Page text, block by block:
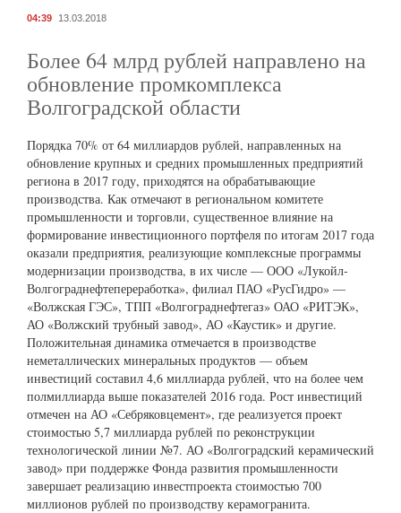
04:39 13.03.2018
Более 64 млрд рублей направлено на
обновление промкомплекса
Волгоградской области
Порядка 70% от 64 миллиардов рублей, направленных на
обновление крупных и средних промышленных предприятий
региона в 2017 году, приходятся на обрабатывающие
производства. Как отмечают в региональном комитете
промышленности и торговли, существенное влияние на
формирование инвестиционного портфеля по итогам 2017 года
оказали предприятия, реализующие комплексные программы
модернизации производства, в их числе — ООО «Лукойл-
Волгограднефтепереработка», филиал ПАО «РусГидро» —
«Волжская ГЭС», ТПП «Волгограднефтегаз» ОАО «РИТЭК»,
АО «Волжский трубный завод», АО «Каустик» и другие.
Положительная динамика отмечается в производстве
неметаллических минеральных продуктов — объем
инвестиций составил 4,6 миллиарда рублей, что на более чем
полмиллиарда выше показателей 2016 года. Рост инвестиций
отмечен на АО «Себряковцемент», где реализуется проект
стоимостью 5,7 миллиарда рублей по реконструкции
технологической линии №7. АО «Волгоградский керамический
завод» при поддержке Фонда развития промышленности
завершает реализацию инвестпроекта стоимостью 700
миллионов рублей по производству керамогранита.